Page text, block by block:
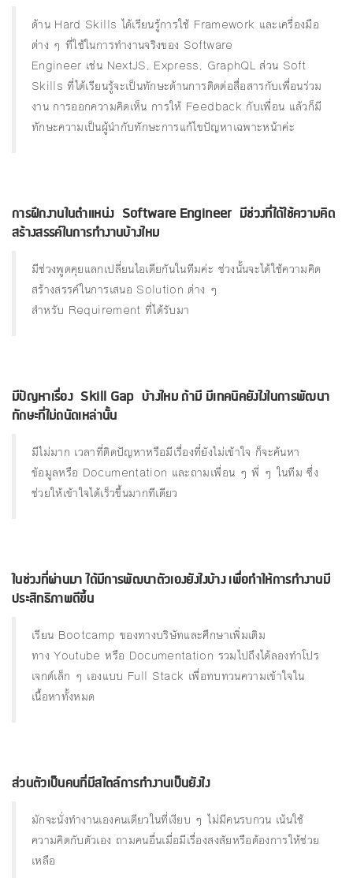
ด้าน Hard Skills ได้เรียนรู้การใช้ Framework และเครื่องมือ
ต่าง ๆ ที่ใช้ในการทำงานจริงของ Software
Engineer เช่น NextJS, Express, GraphQL ส่วน Soft
Skills ที่ได้เรียนรู้จะเป็นทักษะด้านการติดต่อสื่อสารกับเพื่อนร่วม
งาน การออกความคิดเห็น การให้ Feedback กับเพื่อน แล้วก็มี
ทักษะความเป็นผู้นำกับทักษะการแก้ไขปัญหาเฉพาะหน้าค่ะ
การฝึกงานในตำแหน่ง Software Engineer มีช่วงที่ได้ใช้ความคิด
สร้างสรรค์ในการทํางานบ้างไหม
มีช่วงพูดคุยแลกเปลี่ยนไอเดียกันในทีมค่ะ ช่วงนั้นจะได้ใช้ความคิด
สร้างสรรค์ในการเสนอ Solution ต่าง ๆ
สำหรับ Requirement ที่ได้รับมา
มีปัญหาเรื่อง Skill Gap บ้างไหม ถ้ามี มีเทคนิคยังไงในการพัฒนา
ทักษะที่ไม่ถนัดเหล่านั้น
มีไม่มาก เวลาที่ติดปัญหาหรือมีเรื่องที่ยังไม่เข้าใจ ก็จะค้นหา
ข้อมูลหรือ Documentation และถามเพื่อน ๆ พี่ ๆ ในทีม ซึ่ง
ช่วยให้เข้าใจได้เร็วขึ้นมากทีเดียว
ในช่วงที่ผ่านมา ได้มีการพัฒนาตัวเองยังไงบ้าง เพื่อทําให้การทํางานมี
ประสิทธิภาพดีขึ้น
เรียน Bootcamp ของทางบริษัทและศึกษาเพิ่มเติม
ทาง Youtube หรือ Documentation รวมไปถึงได้ลองทำโปร
เจกต์เล็ก ๆ เองแบบ Full Stack เพื่อทบทวนความเข้าใจใน
เนื้อหาทั้งหมด
ส่วนตัวเป็นคนที่มีสไตล์การทํางานเป็นยังไง
มักจะนั่งทำงานเองคนเดียวในที่เงียบ ๆ ไม่มีคนรบกวน เน้นใช้
ความคิดกับตัวเอง ถามคนอื่นเมื่อมีเรื่องสงสัยหรือต้องการให้ช่วย
เหลือ